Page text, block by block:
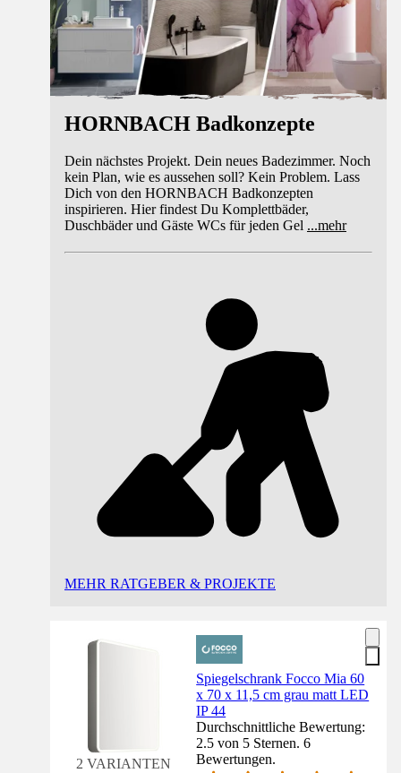
HORNBACH Badkonzepte
Dein nächstes Projekt. Dein neues Badezimmer. Noch
kein Plan, wie es aussehen soll? Kein Problem. Lass
Dich von den HORNBACH Badkonzepten
inspirieren. Hier findest Du Komplettbäder,
Duschbäder und Gäste WCs für jeden Gel ...mehr
MEHR RATGEBER & PROJEKTE
2 VARIANTEN
Spiegelschrank Focco Mia 60
x 70 x 11,5 cm grau matt LED
IP 44
Durchschnittliche Bewertung:
2.5 von 5 Sternen. 6
Bewertungen.